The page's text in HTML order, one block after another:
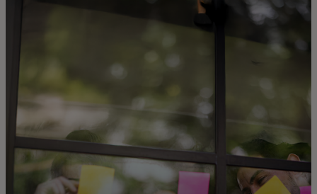
Para empresas
Para o mundo
Para inovadores